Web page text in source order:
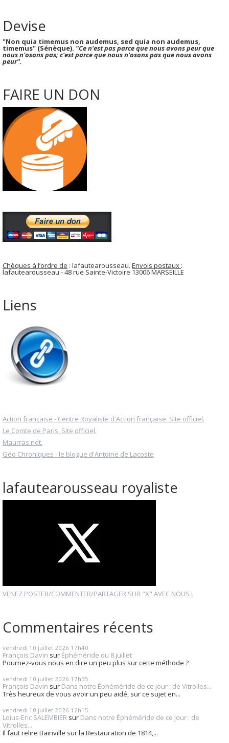
Devise
"Non quia timemus non audemus, sed quia non audemus,
timemus" (Sénèque). "Ce n'est pas parce que nous avons peur que
nous n'osons pas; c'est parce que nous n'osons pas que nous avons
peur".
FAIRE UN DON
Chèques à l’ordre de : lafautearousseau. Envois postaux :
lafautearousseau - 48 rue Sainte-Victoire 13006 MARSEILLE
Liens
Action française - Centre Royaliste d'Action française. Site officiel.
Le Comte de Paris. Site officiel.
Maurras.net.
Géo Chroniques - le blogue d'Antoine de Lacoste
lafautearousseau royaliste
VENEZ POSTER/COMMENTER/PARTAGER SUR "X" AVEC NOUS !
Commentaires récents
vendredi 10 juillet 2026 17h40
François Davin sur Éphéméride du 8 juillet
Pourriez-vous nous en dire un peu plus sur cette méthode ?
vendredi 10 juillet 2026 17h35
François Davin sur Dans notre Éphéméride de ce jour : de Vitrolles...
Très heureux de vous avoir un peu aidé, sur ce sujet en...
vendredi 10 juillet 2026 12h15
Loius-Eric SALEMBIER sur Dans notre Éphéméride de ce jour : de
Vitrolles...
Il faut relire Bainville sur la Restauration de 1814,...